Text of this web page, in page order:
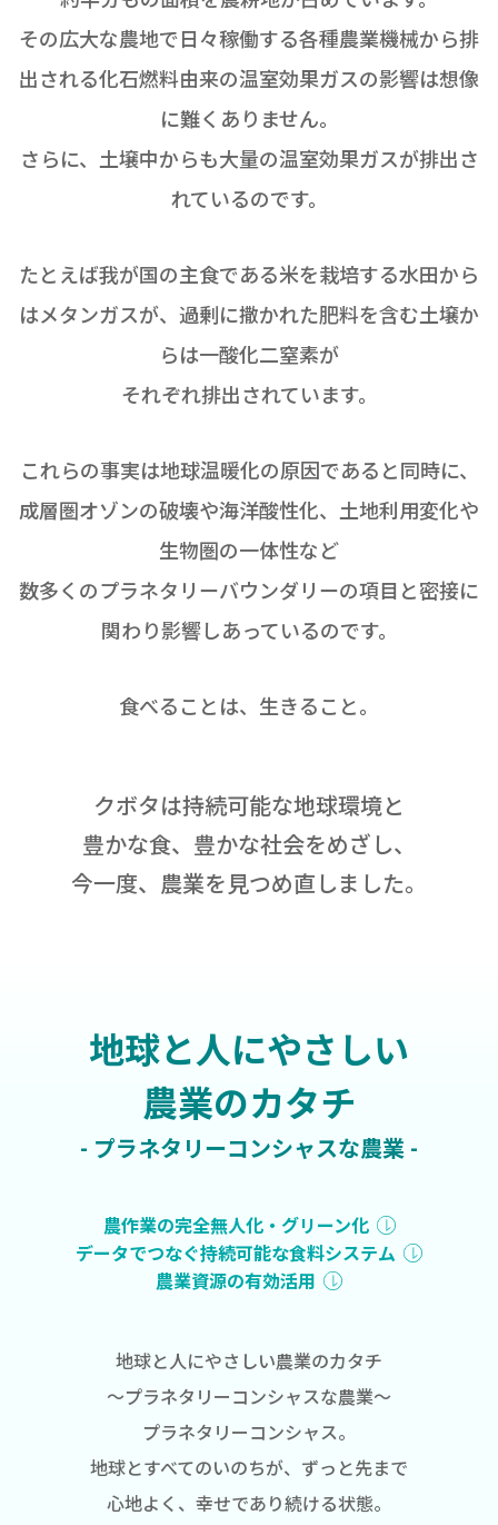
その広大な農地で日々稼働する各種農業機械から排
出される化石燃料由来の温室効果ガスの影響は想像
に難くありません。
さらに、土壌中からも大量の温室効果ガスが排出さ
れているのです。
たとえば我が国の主食である米を栽培する水田から
はメタンガスが、 過剰に撒かれた肥料を含む土壌か
らは一酸化二窒素が
それぞれ排出されています。
これらの事実は地球温暖化の原因であると同時に、
成層圏オゾンの破壊や海洋酸性化、土地利用変化や
生物圏の一体性など
数多くのプラネタリーバウンダリーの項目と密接に
関わり影響しあっているのです。
食べることは、生きること。
クボタは持続可能な地球環境と
豊かな食、豊かな社会をめざし、
今一度、農業を見つめ直しました。
地球と人にやさしい
農業のカタチ
- プラネタリーコンシャスな農業 -
農作業の完全無人化・グリーン化
データでつなぐ持続可能な食料システム
農業資源の有効活用
地球と人にやさしい農業のカタチ
〜プラネタリーコンシャスな農業〜
プラネタリーコンシャス。
地球とすべてのいのちが、ずっと先まで
心地よく、幸せであり続ける状態。